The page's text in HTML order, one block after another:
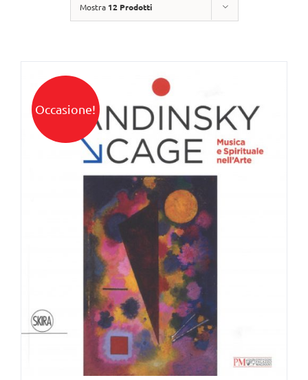
Mostra 12 Prodotti
Occasione!